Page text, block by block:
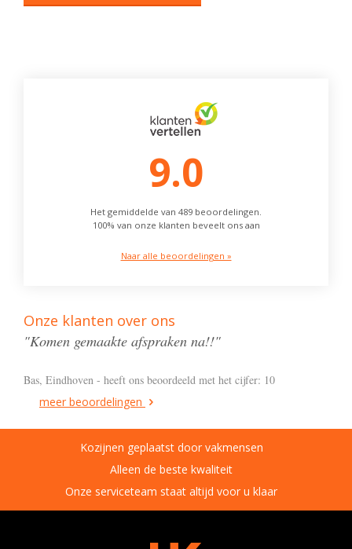
9.0
Het gemiddelde van 489 beoordelingen.
100% van onze klanten beveelt ons aan
Naar alle beoordelingen »
Onze klanten over ons
"Komen gemaakte afspraken na!!"
Bas, Eindhoven - heeft ons beoordeeld met het cijfer: 10
meer beoordelingen
Kozijnen geplaatst door vakmensen
Alleen de beste kwaliteit
Onze serviceteam staat altijd voor u klaar